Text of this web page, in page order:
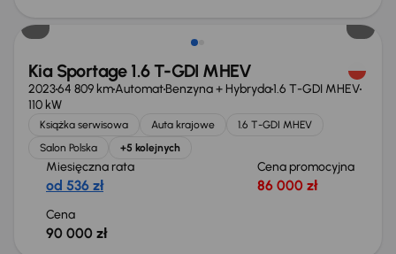
Kia Sportage 1.6 T-GDI MHEV
202364 809 kmAutomatBenzyna + Hybryda1.6 T-GDI MHEV
110 kW
Książka serwisowa Auta krajowe
1.6 T-GDI MHEV
Salon Polska
+5 kolejnych
Miesięczna rata
od 536 zł
Cena promocyjna
86 000 zł
Cena
90 000 zł